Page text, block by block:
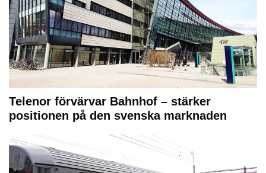
Telenor förvärvar Bahnhof – stärker
positionen på den svenska marknaden